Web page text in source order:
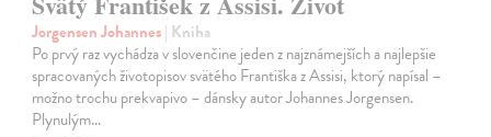
Jorgensen Johannes| Kniha
Po prvý raz vychádza v slovenčine jeden z najznámejších a najlepšie
spracovaných životopisov svätého Františka z Assisi, ktorý napísal –
možno trochu prekvapivo – dánsky autor Johannes Jorgensen.
Plynulým…